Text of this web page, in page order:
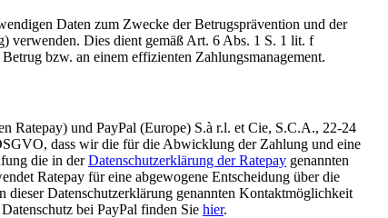
Daten zum Zwecke der Betrugsprävention und der
verwenden. Dies dient gemäß Art. 6 Abs. 1 S. 1 lit. f
bzw. an einem effizienten Zahlungsmanagement.
Ratepay) und PayPal (Europe) S.à r.l. et Cie, S.C.A., 22-24
dass wir die für die Abwicklung der Zahlung und eine
die in derDatenschutzerklärung der Ratepay genannten
Ratepay für eine abgewogene Entscheidung über die
Datenschutzerklärung genannten Kontaktmöglichkeit
bei PayPal finden Sie hier.